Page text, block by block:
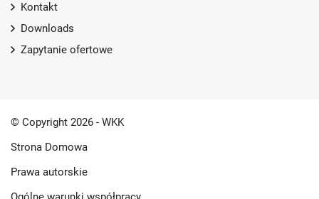
Kontakt
Downloads
Zapytanie ofertowe
© Copyright 2026 - WKK
Strona Domowa
Prawa autorskie